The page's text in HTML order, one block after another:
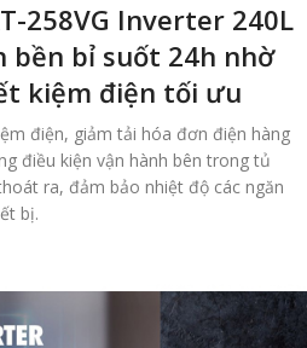
258VG Inverter 240L
bền bỉ suốt 24h nhờ
kiệm điện tối ưu
điện, giảm tải hóa đơn điện hàng
điều kiện vận hành bên trong tủ
ra, đảm bảo nhiệt độ các ngăn
bị.